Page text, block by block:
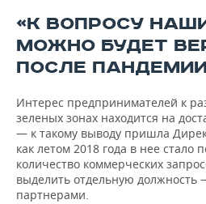
«К ВОПРОСУ
МОЖНО БУДЕТ
ПОСЛЕ
Интерес предпринимателей к
зеленых зонах находится на
— к такому выводу пришла
как летом 2018 года в нее стало
количество коммерческих
выделить отдельную должность
партнерами.